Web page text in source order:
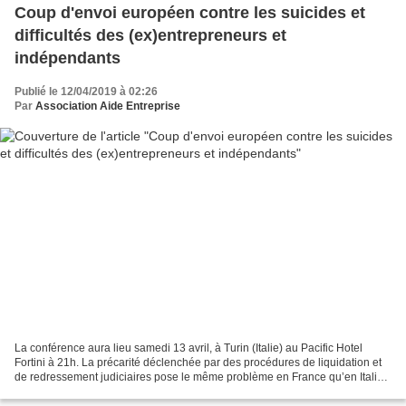
Coup d'envoi européen contre les suicides et
difficultés des (ex)entrepreneurs et
indépendants
Publié le 12/04/2019 à 02:26
Par Association Aide Entreprise
La conférence aura lieu samedi 13 avril, à Turin (Italie) au Pacific Hotel
Fortini à 21h. La précarité déclenchée par des procédures de liquidation et
de redressement judiciaires pose le même problème en France qu’en Italie.